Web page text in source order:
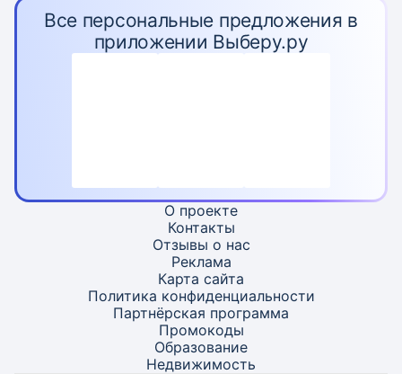
Все персональные предложения в
приложении Выберу.ру
О проекте
Контакты
Отзывы о нас
Реклама
Карта сайта
Политика конфиденциальности
Партнёрская программа
Промокоды
Образование
Недвижимость